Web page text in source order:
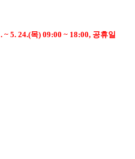
~ 5. 24.(목) 09:00 ~ 18:00, 공휴일